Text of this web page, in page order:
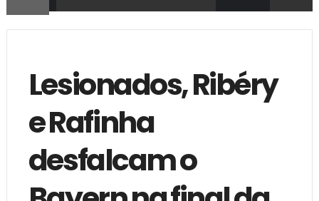
Lesionados, Ribéry
e Rafinha
desfalcam o